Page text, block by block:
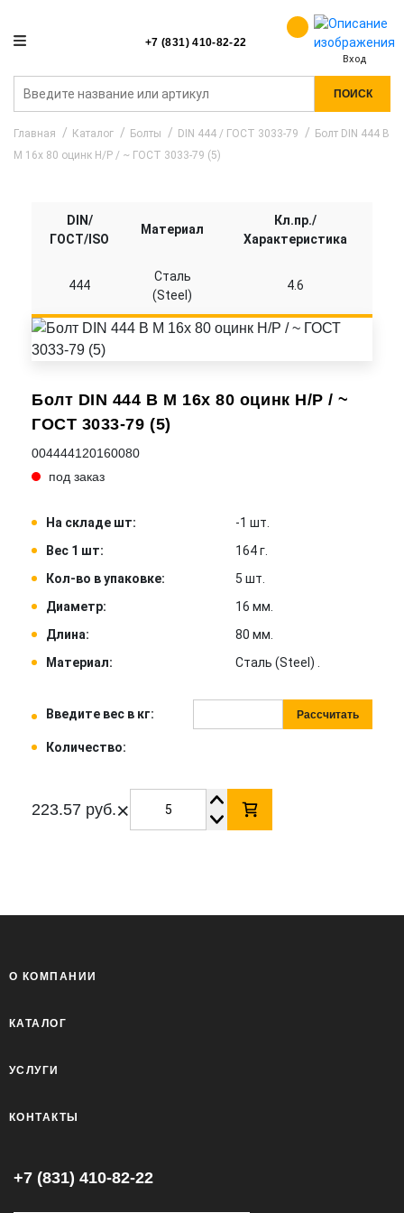
+7 (831) 410-82-22
Вход
ПОИСК
Главная Каталог Болты DIN 444 / ГОСТ 3033-79
Болт DIN 444 B
M 16x 80 оцинк Н/Р / ~ ГОСТ 3033-79 (5)
Болт DIN 444 B M 16x 80 оцинк Н/Р / ~
ГОСТ 3033-79 (5)
004444120160080
под заказ
На складе шт:
-1 шт.
Вес 1 шт:
164 г.
Кол-во в упаковке:
5 шт.
Диаметр:
16 мм.
Длина:
80 мм.
Материал:
Сталь (Steel) .
Введите вес в кг: Рассчитать
Количество:
223.57 руб.×
DIN/
ГОСТ/ISO
Материал
Кл.пр./
Характеристика
444
Сталь
(Steel)
4.6
О КОМПАНИИ
КАТАЛОГ
УСЛУГИ
КОНТАКТЫ
+7 (831) 410-82-22